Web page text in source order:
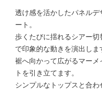
透け感を活かしたパネル
ート。
歩くたびに揺れるシアー
で印象的な動きを演出しま
裾へ向かって広がるマー
トを引き立てます。
シンプルなトップスと合